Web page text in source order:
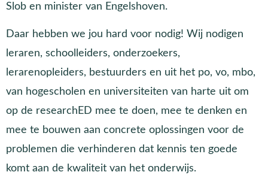
Slob en minister van Engelshoven.
Daar hebben we jou hard voor nodig! Wij nodigen
leraren, schoolleiders, onderzoekers,
lerarenopleiders, bestuurders en uit het po, vo, mbo,
van hogescholen en universiteiten van harte uit om
op de researchED mee te doen, mee te denken en
mee te bouwen aan concrete oplossingen voor de
problemen die verhinderen dat kennis ten goede
komt aan de kwaliteit van het onderwijs.